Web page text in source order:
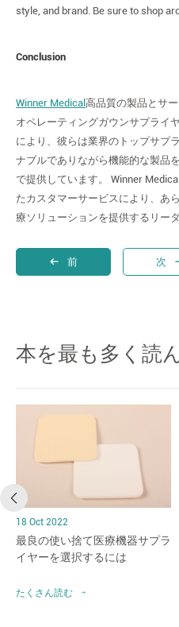
style, and brand. Be sure to shop
Conclusion
Winner Medical 高品質の製品とサ
オペレーティングガウンサプライ
により、彼らは業界のトップサプ
ナブルでありながら機能的な製品
で提供しています。 Winner
たカスタマーサービスにより、あ
療ソリューションを提供するリー
前 次
本を最も多く読
18 Oct 2022
最良の使い捨て医療機器サプラ
イヤーを選択するには
たくさん読む